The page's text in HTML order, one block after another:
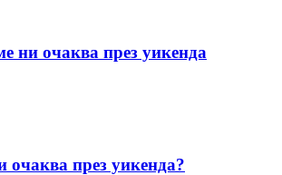
ни очаква през уикенда
очаква през уикенда?